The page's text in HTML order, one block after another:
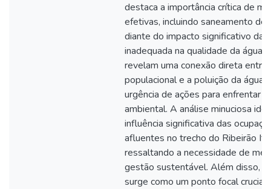
destaca a importância crítica de
efetivas, incluindo saneamento de
diante do impacto significativo da
inadequada na qualidade da água.
revelam uma conexão direta entre
populacional e a poluição da água,
urgência de ações para enfrentar
ambiental. A análise minuciosa
influência significativa das
afluentes no trecho do Ribeirão
ressaltando a necessidade de
gestão sustentável. Além disso, o
surge como um ponto focal crucial